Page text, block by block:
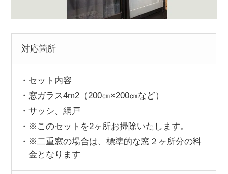
対応箇所
セット内容
窓ガラス4m2（200㎝×200㎝など）
サッシ、網戸
※このセットを2ヶ所お掃除いたします。
※二重窓の場合は、標準的な窓２ヶ所分の料
金となります